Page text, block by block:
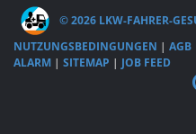
© 2026 LKW-FAHRER-
NUTZUNGSBEDINGUNGEN | AGB
ALARM | SITEMAP | JOB FEED